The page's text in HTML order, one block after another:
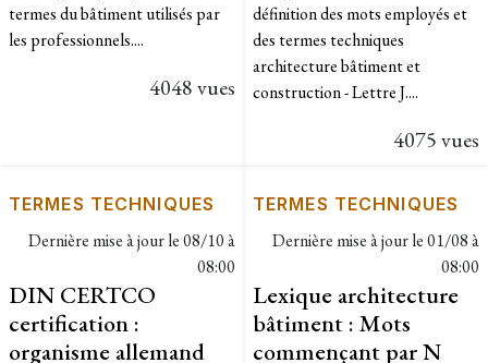
termes du bâtiment utilisés par
les professionnels....
4048 vues
définition des mots employés et
des termes techniques
architecture bâtiment et
construction - Lettre J....
4075 vues
TERMES TECHNIQUES
Dernière mise à jour le08/10 à
08:00
DIN CERTCO
certification :
organisme allemand
TERMES TECHNIQUES
Dernière mise à jour le01/08 à
08:00
Lexique architecture
bâtiment : Mots
commençant par N